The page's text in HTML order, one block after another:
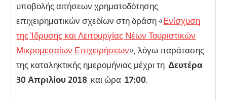
υποβολής αιτήσεων χρηματοδότησης
επιχειρηματικών σχεδίων στη δράση «Ενίσχυση
της Ίδρυσης και Λειτουργίας Νέων Τουριστικών
Μικρομεσαίων Επιχειρήσεων», λόγω παράτασης
της καταληκτικής ημερομήνιας μέχρι τηΔευτέρα
30 Απριλίου 2018 και ώρα17:00.